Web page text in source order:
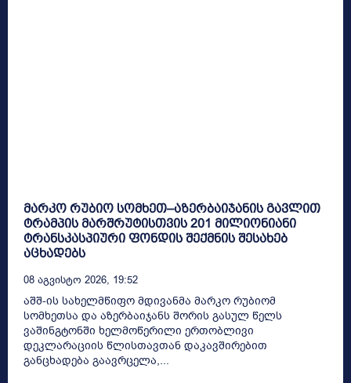
მარკო რუბიო სომხეთ–აზერბაიჯანის გავლით
ტრამპის მარშრუტისთვის 201 მილიონიანი
ტრანსკასპიური ფონდის შექმნის შესახებ
აცხადებს
08 Აგვისტო 2026, 19:52
აშშ-ის სახელმწიფო მდივანმა მარკო რუბიომ
სომხეთსა და აზერბაიჯანს შორის გასულ წელს
ვაშინგტონში ხელმოწერილი ერთობლივი
დეკლარაციის წლისთავთან დაკავშირებით
განცხადება გაავრცელა,...